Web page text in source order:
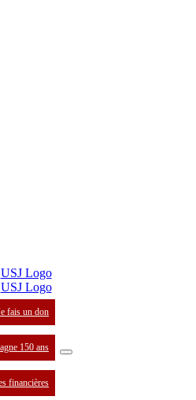
fais un don
150 ans
financières